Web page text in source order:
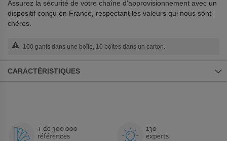
Assurez la sécurité de votre chaîne d'approvisionnement avec un
dispositif conçu en France, respectant les valeurs qui nous sont
chères.
100 gants dans une boîte, 10 boîtes dans un carton.
CARACTÉRISTIQUES
+ de 300 000
références
130
experts